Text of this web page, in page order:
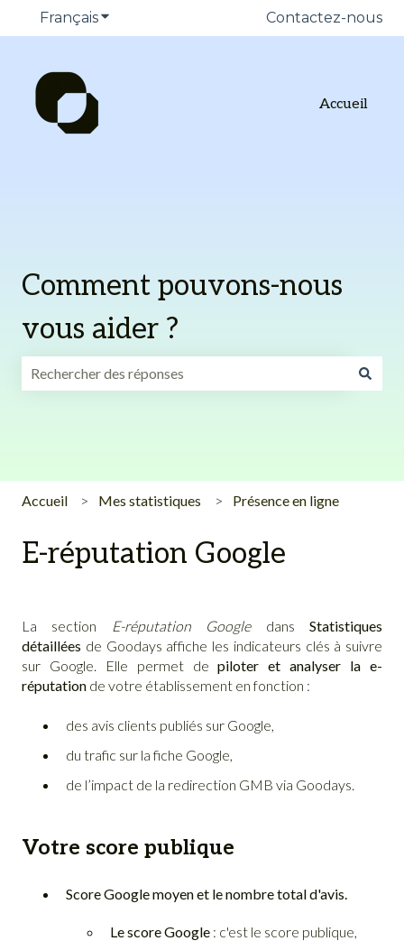
FrançaisAfficher le sous-menu pour lesContactez-nous
Accueil
Comment pouvons-nous
vous aider ?
Accueil Mes statistiques Présence en ligne
E-réputation Google
La section E-réputation GoogledansStatistiques
détaillées de Goodays affiche les indicateurs clés à suivre
sur Google. Elle permet depiloter et analyser la e-
réputation de votre établissement en fonction :
des avis clients publiés sur Google,
du trafic sur la fiche Google,
de l’impact de la redirection GMB via Goodays.
Votre score publique
Score Google moyen et le nombre total d'avis.
Le score Google : c'est le score publique,